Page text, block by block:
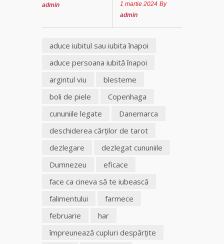
admin
1 martie 2024 By
admin
aduce iubitul sau iubita înapoi
aduce persoana iubită înapoi
argintul viu
blesteme
boli de piele
Copenhaga
cununiile legate
Danemarca
deschiderea cărţilor de tarot
dezlegare
dezlegat cununiile
Dumnezeu
eficace
face ca cineva să te iubească
falimentului
farmece
februarie
har
împreunează cupluri despărţite